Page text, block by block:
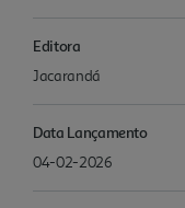
Editora
Jacarandá
Data Lançamento
04-02-2026